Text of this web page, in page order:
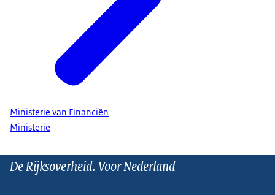
Ministerie van Financiën
Ministerie
De Rijksoverheid. Voor Nederland